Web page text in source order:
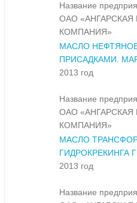
Название
ОАО
КОМПАНИЯ»
МАСЛО
ПРИСАДКАМИ.
2013 год
Название
ОАО
КОМПАНИЯ»
МАСЛО
ГИДРОКРЕКИНГА
2013 год
Название